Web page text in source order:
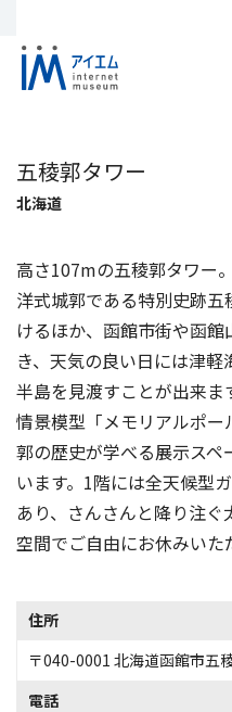
五稜郭タワー
北海道
高さ107mの五稜郭タワー
洋式城郭である特別史跡
けるほか、函館市街や函
き、天気の良い日には津
半島を見渡すことが出来
情景模型「メモリアルポ
郭の歴史が学べる展示ス
います。1階には全天候型
あり、さんさんと降り注
空間でご自由にお休みいた
住所
〒040-0001 北海道函館市五
電話